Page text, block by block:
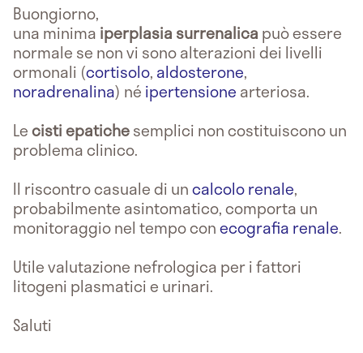
Buongiorno,
una minima iperplasia surrenalica può essere
normale se non vi sono alterazioni dei livelli
ormonali (cortisolo, aldosterone,
noradrenalina) né ipertensione arteriosa.
Lecisti epatichesemplici non costituiscono un
problema clinico.
Il riscontro casuale di uncalcolo renale,
probabilmente asintomatico, comporta un
monitoraggio nel tempo conecografia renale.
Utile valutazione nefrologica per i fattori
litogeni plasmatici e urinari.
Saluti